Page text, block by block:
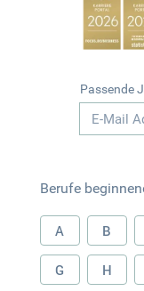
Passende
Berufe
A B
G H